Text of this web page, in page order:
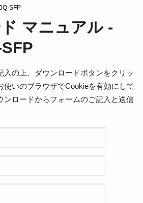
SFP
マニュアル -
入の上、ダウンロードボタンをクリッ
使いのブラウザでCookieを有効にして
ンロードからフォームのご記入と送信